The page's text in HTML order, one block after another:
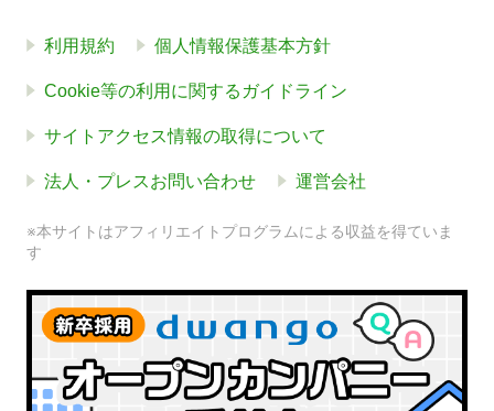
利用規約 個人情報保護基本方針
Cookie等の利用に関するガイドライン
サイトアクセス情報の取得について
法人・プレスお問い合わせ 運営会社
※本サイトはアフィリエイトプログラムによる収益を得ていま
す